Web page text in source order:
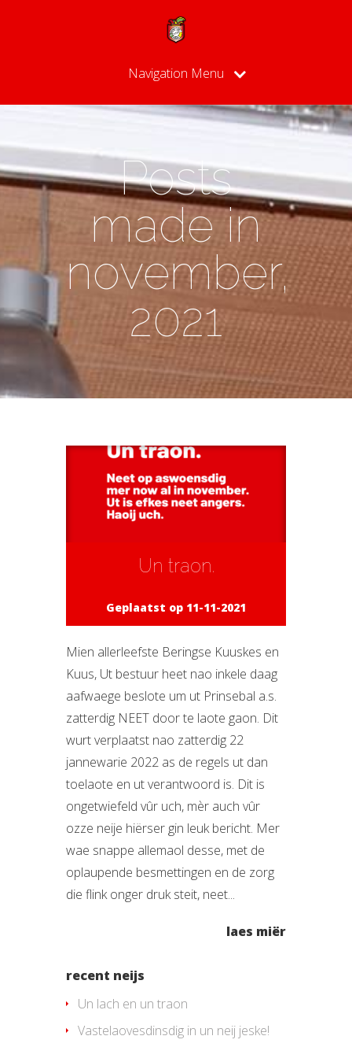
Navigation Menu
Posts
made in
november,
2021
Un traon.
Geplaatst op 11-11-2021
Mien allerleefste Beringse Kuuskes en
Kuus, Ut bestuur heet nao inkele daag
aafwaege beslote um ut Prinsebal a.s.
zatterdig NEET door te laote gaon. Dit
wurt verplaatst nao zatterdig 22
jannewarie 2022 as de regels ut dan
toelaote en ut verantwoord is. Dit is
ongetwiefeld vûr uch, mèr auch vûr
ozze neije hiërser gin leuk bericht. Mer
wae snappe allemaol desse, met de
oplaupende besmettingen en de zorg
die flink onger druk steit, neet...
laes miër
recent neijs
Un lach en un traon
Vastelaovesdinsdig in un neij jeske!